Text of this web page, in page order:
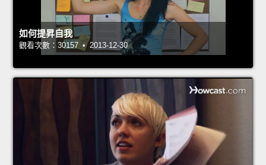
如何提昇自我
觀看次數：30157 • 2013-12-30